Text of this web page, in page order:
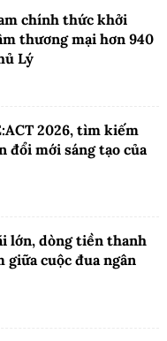
chính thức khởi
thương mại hơn 940
Lý
2026, tìm kiếm
đổi mới sáng tạo của
lớn, dòng tiền thanh
giữa cuộc đua ngân